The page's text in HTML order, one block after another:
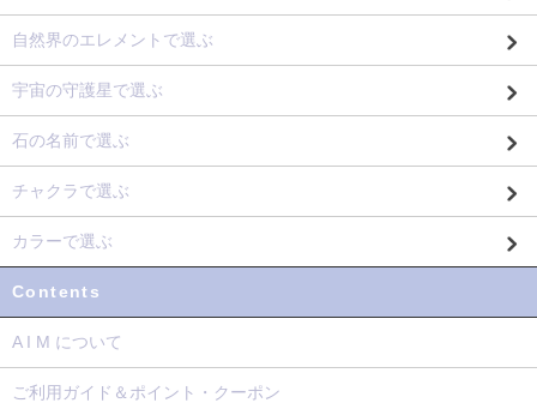
自然界のエレメントで選ぶ
宇宙の守護星で選ぶ
石の名前で選ぶ
チャクラで選ぶ
カラーで選ぶ
Contents
A I M について
ご利用ガイド＆ポイント・クーポン